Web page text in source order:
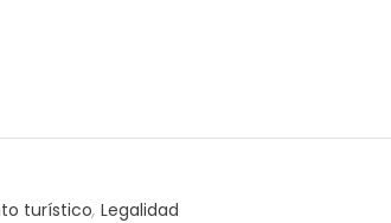
turístico,Legalidad